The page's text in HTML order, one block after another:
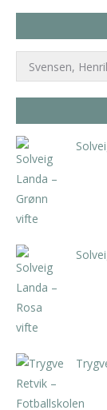
Svensen,